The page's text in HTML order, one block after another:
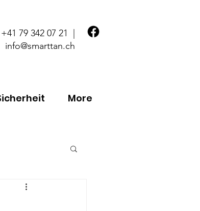
+41 79 342 07 21
info@smarttan.ch
More